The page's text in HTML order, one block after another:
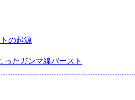
の起源
ったガンマ線バースト